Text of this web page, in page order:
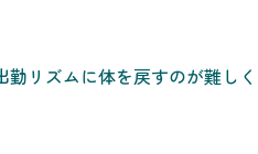
リズムに体を戻すのが難しく